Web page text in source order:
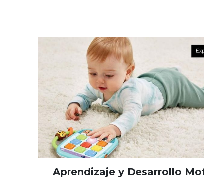
Aprendizaje y Desarrollo